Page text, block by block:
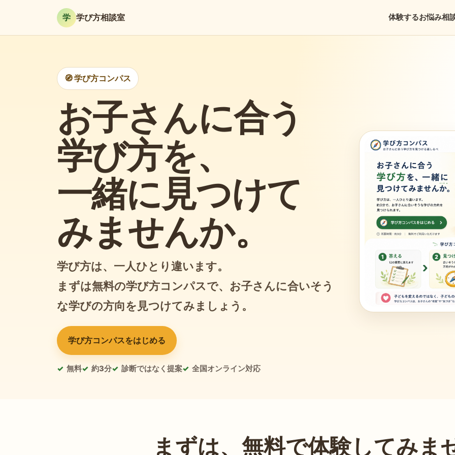
学 学び方相談室 体験するお悩み相
🧭 学び方コンパス
お子さんに合う
学び方を、
一緒に見つけて
みませんか。
学び方は、一人ひとり違います。
まずは無料の学び方コンパスで、お子さんに合いそう
な学びの方向を見つけてみましょう。
学び方コンパスをはじめる
無料 約3分 診断ではなく提案 全国オンライン対応
まずは、無料で体験してみま